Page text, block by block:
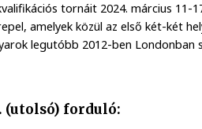
tornáit 2024. március 11-
amelyek közül az első két-két
legutóbb 2012-ben Londonban
(utolsó) forduló: